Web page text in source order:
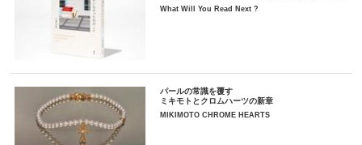
What Will You Read Next ?
パールの常識を覆す
ミキモトとクロムハーツの新章
MIKIMOTO CHROME HEARTS